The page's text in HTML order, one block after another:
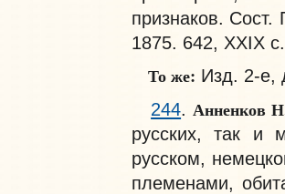
признаков.
1875. 642, XXIX с.
То же: Изд. 2-е,
244. Анненков
русских, так и
русском,
племенами,